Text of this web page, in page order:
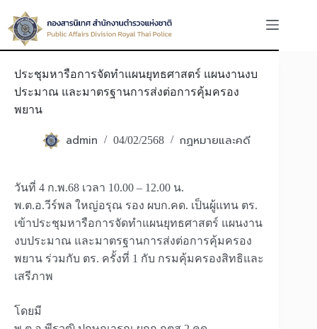
to
content
ประชุมหารือการจัดทำแผนยุทธศาสตร์ แผนงานงบ
ประมาณ และมาตรฐานการส่งต่อการคุ้มครอง
พยาน
admin 04/02/2568 กฏหมายและคดี
วันที่ 4 ก.พ.68 เวลา 10.00 – 12.00 น.
พ.ต.อ.วีร์พล ใหญ่อรุณ รอง ผบก.คด. เป็นผู้แทน ตร.
เข้าประชุมหารือการจัดทำแผนยุทธศาสตร์ แผนงาน
งบประมาณ และมาตรฐานการส่งต่อการคุ้มครอง
พยาน ร่วมกับ ตร. ครั้งที่ 1 กับ กรมคุ้มครองสิทธิและ
เสรีภาพ
โดยมี